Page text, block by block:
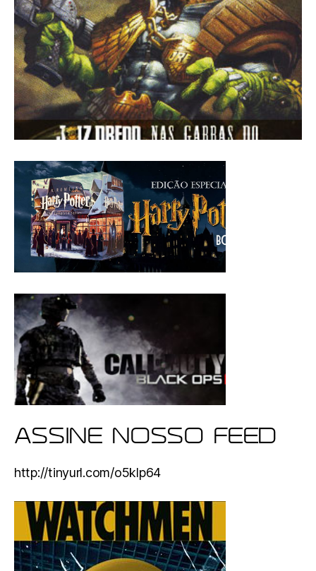
ASSINE NOSSO FEED
http://tinyurl.com/o5klp64